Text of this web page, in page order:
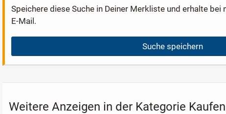
Speichere diese Suche in Deiner Merkliste und erhalte bei
E-Mail.
Suche speichern
Weitere Anzeigen in der Kategorie Kaufen